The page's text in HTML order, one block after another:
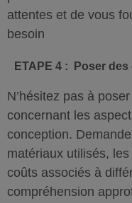
attentes et de vous
besoin
ETAPE 4 : Poser
N’hésitez pas à
concernant les
conception.
matériaux utilisés,
coûts associés à
compréhension